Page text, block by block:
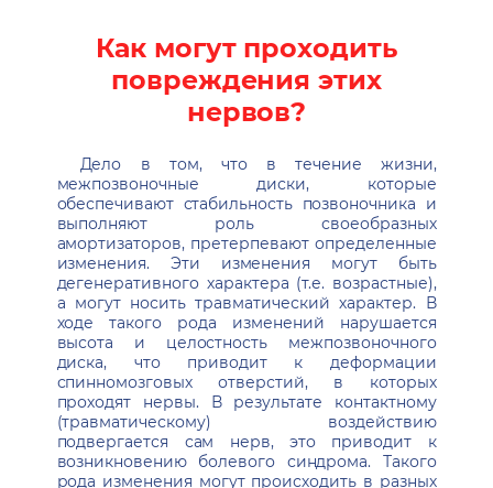
Как могут проходить
повреждения этих
нервов?
Дело в том, что в течение жизни,
межпозвоночные диски, которые
обеспечивают стабильность позвоночника и
выполняют роль своеобразных
амортизаторов, претерпевают определенные
изменения. Эти изменения могут быть
дегенеративного характера (т.е. возрастные),
а могут носить травматический характер. В
ходе такого рода изменений нарушается
высота и целостность межпозвоночного
диска, что приводит к деформации
спинномозговых отверстий, в которых
проходят нервы. В результате контактному
(травматическому) воздействию
подвергается сам нерв, это приводит к
возникновению болевого синдрома. Такого
рода изменения могут происходить в разных